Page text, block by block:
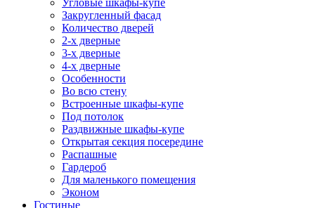
Угловые шкафы-купе
Закругленный фасад
Количество дверей
2-х дверные
3-х дверные
4-х дверные
Особенности
Во всю стену
Встроенные шкафы-купе
Под потолок
Раздвижные шкафы-купе
Открытая секция посередине
Распашные
Гардероб
Для маленького помещения
Эконом
Гостиные